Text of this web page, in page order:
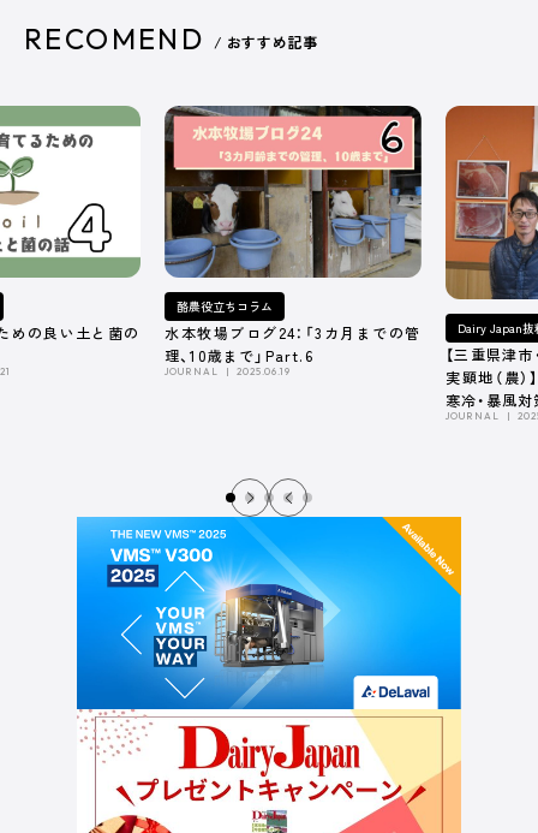
RECOMEND / おすすめ記事
めの良い土と菌の
酪農役立ちコラム
水本牧場ブログ24：「3カ月までの管
理、10歳まで」Part.6
JOURNAL 2025.06.19
Dairy Japan抜
【三重県津
実顕地（農
寒冷・暴風対
JOURNAL